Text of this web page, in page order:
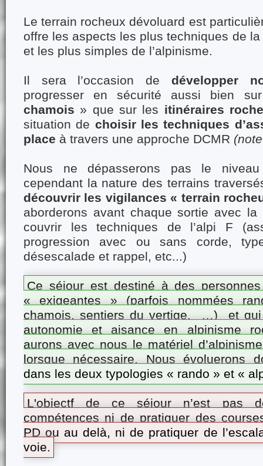
Le terrain rocheux dévoluard est
offre les aspects les plus techniques de
et les plus simples de l’alpinisme.
Il sera l’occasion de développer
progresser en sécurité aussi bien
chamois » que sur les itinéraires
situation de choisir les techniques
place à travers une approche DCMR
Nous ne dépasserons pas le
cependant la nature des terrains
découvrir les vigilances « terrain
aborderons avant chaque sortie avec la
couvrir les techniques de l’alpi F
progression avec ou sans corde,
désescalade et rappel, etc...)
Ce séjour est destiné à des
« exigeantes » (parfois nommées
chamois, sentiers du vertige, …) et qui
autonomie et aisance en alpinisme
aurons avec nous le matériel
lorsque nécessaire. Nous évoluerons
dans les deux typologies « rando » et «
L'objectf de ce séjour n’est pas
compétences ni de pratiquer des
PD ou au delà, ni de pratiquer de
voie.